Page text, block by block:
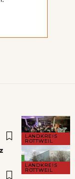
LANDKREIS
ROTTWEIL
LANDKREIS
ROTTWEIL